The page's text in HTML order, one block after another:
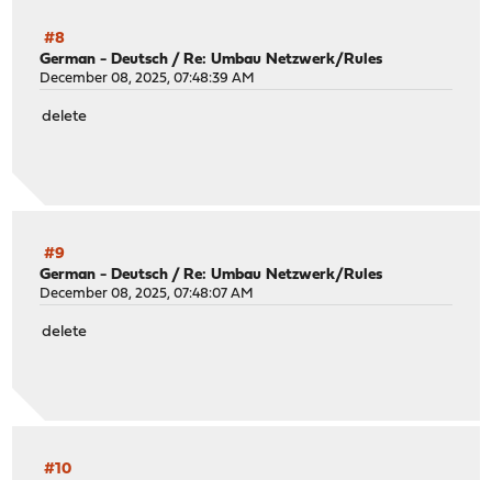
#8
German - Deutsch /Re: Umbau Netzwerk/Rules
December 08, 2025, 07:48:39 AM
delete
#9
German - Deutsch /Re: Umbau Netzwerk/Rules
December 08, 2025, 07:48:07 AM
delete
#10